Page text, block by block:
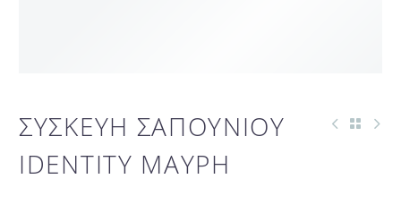
ΣΥΣΚΕΥΗ ΣΑΠΟΥΝΙΟΥ
IDENTITY ΜΑΥΡΗ